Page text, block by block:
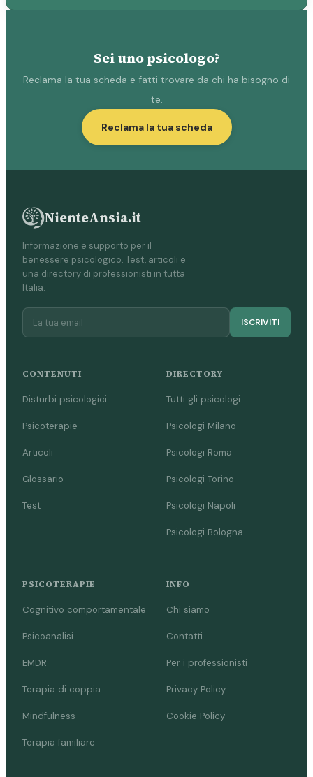
Sei uno psicologo?
Reclama la tua scheda e fatti trovare da chi ha bisogno di
te.
Reclama la tua scheda
NienteAnsia.it
Informazione e supporto per il
benessere psicologico. Test, articoli e
una directory di professionisti in tutta
Italia.
ISCRIVITI
CONTENUTI
Disturbi psicologici
Psicoterapie
Articoli
Glossario
Test
DIRECTORY
Tutti gli psicologi
Psicologi Milano
Psicologi Roma
Psicologi Torino
Psicologi Napoli
Psicologi Bologna
PSICOTERAPIE
Cognitivo comportamentale
Psicoanalisi
EMDR
Terapia di coppia
Mindfulness
Terapia familiare
INFO
Chi siamo
Contatti
Per i professionisti
Privacy Policy
Cookie Policy